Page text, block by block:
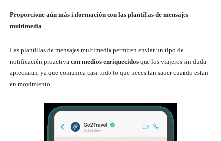
Proporcione aún más información con las plantillas de mensajes
multimedia
Las plantillas de mensajes multimedia permiten enviar un tipo de
notificación proactiva con medios enriquecidos que los viajeros sin duda
apreciarán, ya que comunica casi todo lo que necesitan saber cuándo están
en movimiento.